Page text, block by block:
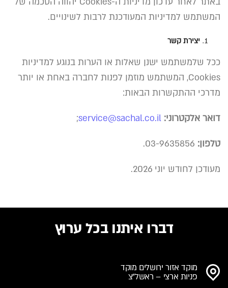
המשתמש למדיניות המעודכנת לרבות לשינויים.
יצירת קשר
ככל שלמשתמש ישנן שאלות או הערות בנוגע למדיניות
Cookies, המשתמש מוזמן לפנות לחברה באחת או יותר
מדרכי ההתקשרות הבאות:
דואר אלקטרוני:
service@sachal.co.il
;
טלפון:
מעודכן לחודש יוני
דברו איתנו בכל ערוץ
מוקד אזור ירושלים מוקד
פניות ארצי – ראשל"צ